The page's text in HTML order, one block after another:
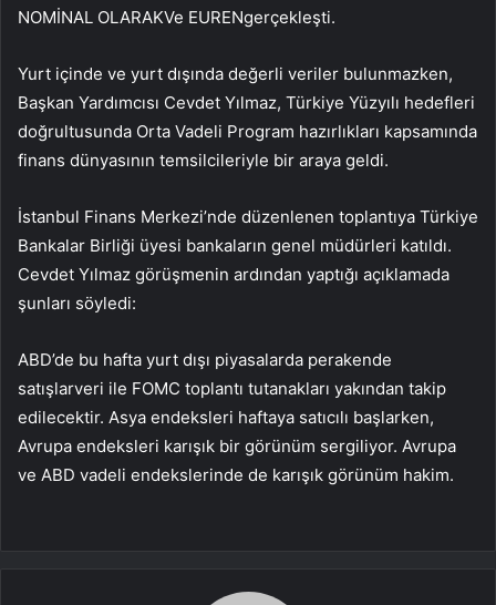
NOMİNAL OLARAKVe EURENgerçekleşti.
Yurt içinde ve yurt dışında değerli veriler bulunmazken,
Başkan Yardımcısı Cevdet Yılmaz, Türkiye Yüzyılı hedefleri
doğrultusunda Orta Vadeli Program hazırlıkları kapsamında
finans dünyasının temsilcileriyle bir araya geldi.
İstanbul Finans Merkezi’nde düzenlenen toplantıya Türkiye
Bankalar Birliği üyesi bankaların genel müdürleri katıldı.
Cevdet Yılmaz görüşmenin ardından yaptığı açıklamada
şunları söyledi:
ABD’de bu hafta yurt dışı piyasalarda perakende
satışlarveri ile FOMC toplantı tutanakları yakından takip
edilecektir. Asya endeksleri haftaya satıcılı başlarken,
Avrupa endeksleri karışık bir görünüm sergiliyor. Avrupa
ve ABD vadeli endekslerinde de karışık görünüm hakim.